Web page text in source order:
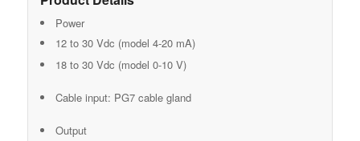
Power
12 to 30 Vdc (model 4-20 mA)
18 to 30 Vdc (model 0-10 V)
Cable input: PG7 cable gland
Output